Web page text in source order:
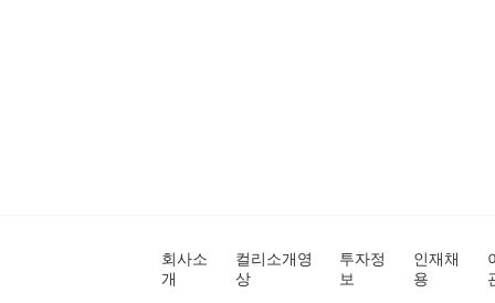
회사소
개
컬리소개영
상
투자정
보
인재채
용